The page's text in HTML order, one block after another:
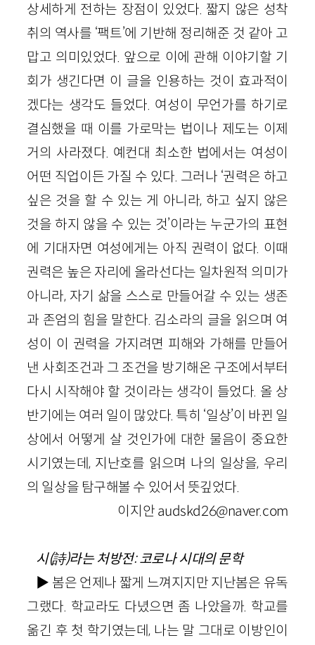
상세하게 전하는 장점이 있었다. 짧지 않은 성착
취의 역사를 ‘팩트’에 기반해 정리해준 것 같아 고
맙고 의미있었다. 앞으로 이에 관해 이야기할 기
회가 생긴다면 이 글을 인용하는 것이 효과적이
겠다는 생각도 들었다. 여성이 무언가를 하기로
결심했을 때 이를 가로막는 법이나 제도는 이제
거의 사라졌다. 예컨대 최소한 법에서는 여성이
어떤 직업이든 가질 수 있다. 그러나 ‘권력은 하고
싶은 것을 할 수 있는 게 아니라, 하고 싶지 않은
것을 하지 않을 수 있는 것’이라는 누군가의 표현
에 기대자면 여성에게는 아직 권력이 없다. 이때
권력은 높은 자리에 올라선다는 일차원적 의미가
아니라, 자기 삶을 스스로 만들어갈 수 있는 생존
과 존엄의 힘을 말한다. 김소라의 글을 읽으며 여
성이 이 권력을 가지려면 피해와 가해를 만들어
낸 사회조건과 그 조건을 방기해온 구조에서부터
다시 시작해야 할 것이라는 생각이 들었다. 올 상
반기에는 여러 일이 많았다. 특히 ‘일상’이 바뀐 일
상에서 어떻게 살 것인가에 대한 물음이 중요한
시기였는데, 지난호를 읽으며 나의 일상을, 우리
의 일상을 탐구해볼 수 있어서 뜻깊었다.
이지안 audskd26@naver.com
시(詩)라는 처방전: 코로나 시대의 문학
▶ 봄은 언제나 짧게 느껴지지만 지난봄은 유독
그랬다. 학교라도 다녔으면 좀 나았을까. 학교를
옮긴 후 첫 학기였는데, 나는 말 그대로 이방인이